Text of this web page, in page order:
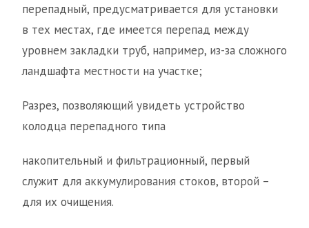
перепадный, предусматривается для установки
в тех местах, где имеется перепад между
уровнем закладки труб, например, из-за сложного
ландшафта местности на участке;
Разрез, позволяющий увидеть устройство
колодца перепадного типа
накопительный и фильтрационный, первый
служит для аккумулирования стоков, второй –
для их очищения.